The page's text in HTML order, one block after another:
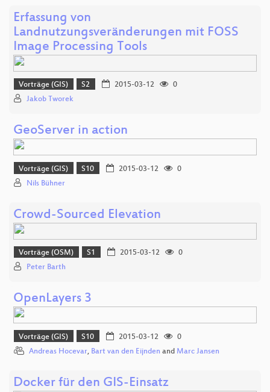
Erfassung von
Landnutzungsveränderungen mit FOSS
Image Processing Tools
Vorträge (GIS) S2 2015-03-12
0
Jakob Tworek
GeoServer in action
Vorträge (GIS) S10 2015-03-12
0
Nils Bühner
Crowd-Sourced Elevation
Vorträge (OSM) S1 2015-03-12
0
Peter Barth
OpenLayers 3
Vorträge (GIS) S10 2015-03-12
0
Andreas Hocevar, Bart van den Eijnden and Marc Jansen
Docker für den GIS-Einsatz